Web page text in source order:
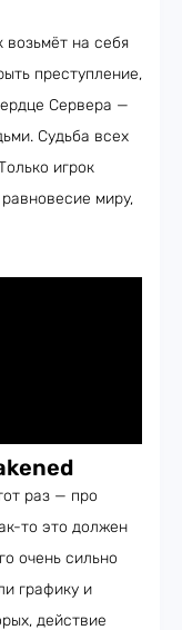
возьмёт на себя
преступление,
Сервера —
Судьба всех
игрок
миру,
раз — про
то это должен
очень сильно
графику и
действие